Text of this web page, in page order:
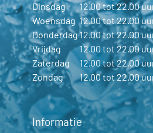
Dinsdag
12.00 tot 22.00
Woensdag 12.00 tot 22.00
Donderdag12.00 tot 22.00
Vrijdag
12.00 tot 22.00
Zaterdag
12.00 tot 22.00
Zondag
12.00 tot 22.00
Informatie